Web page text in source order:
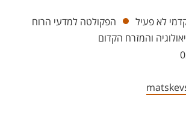
לא פעיל
הפקולטה למדעי הרוח
והמזרח הקדום